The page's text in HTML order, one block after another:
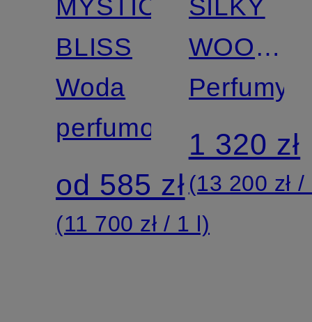
MYSTIC
BLISS
Woda
perfumowana
od 585 zł
(11 700 zł / 1 l)
SILKY
WOODS
ELIXIR
Perfumy
1 320 zł
(13 200 zł